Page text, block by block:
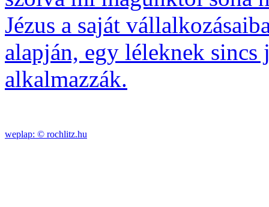
Jézus a saját
alapján, egy léleknek
alkalmazzák.
weplap: © rochlitz.hu